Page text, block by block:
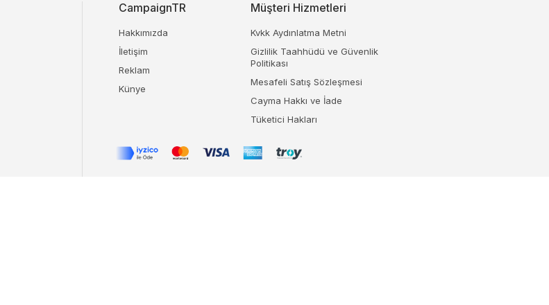
CampaignTR
Hakkımızda
İletişim
Reklam
Künye
Müşteri Hizmetleri
Kvkk Aydınlatma Metni
Gizlilik Taahhüdü ve Güvenlik
Politikası
Mesafeli Satış Sözleşmesi
Cayma Hakkı ve İade
Tüketici Hakları